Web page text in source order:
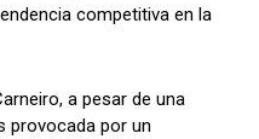
competitiva en la
a pesar de una
provocada por un